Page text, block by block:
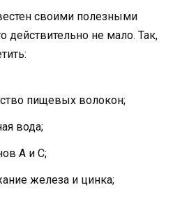
своими полезными
действительно не мало. Так,
пищевых волокон;
вода;
A и C;
железа и цинка;